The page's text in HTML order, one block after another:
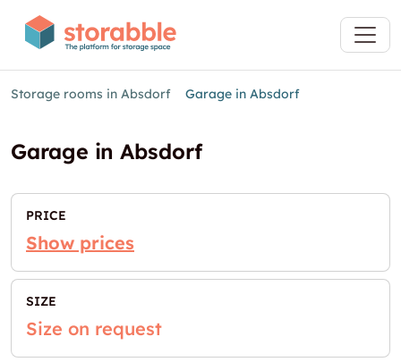
Storage rooms in Absdorf Garage in Absdorf
Garage in Absdorf
PRICE
Show prices
SIZE
Size on request